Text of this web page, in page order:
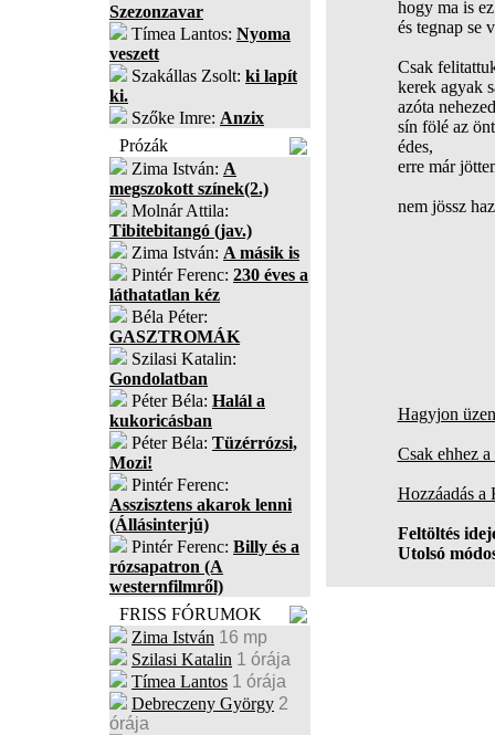
Szezonzavar
Tímea Lantos: Nyoma
veszett
Szakállas Zsolt: ki lapít
ki.
Szőke Imre: Anzix
Prózák
Zima István: A
megszokott színek(2.)
Molnár Attila:
Tibitebitangó (jav.)
Zima István: A másik is
Pintér Ferenc: 230 éves a
láthatatlan kéz
Béla Péter:
GASZTROMÁK
Szilasi Katalin:
Gondolatban
Péter Béla: Halál a
kukoricásban
Péter Béla: Tüzérrózsi,
Mozi!
Pintér Ferenc:
Asszisztens akarok lenni
(Állásinterjú)
Pintér Ferenc: Billy és a
rózsapatron (A
westernfilmről)
FRISS FÓRUMOK
Zima István 16 mp
Szilasi Katalin 1 órája
Tímea Lantos 1 órája
Debreczeny György 2
órája
hogy ma is
és tegnap se
Csak
kerek agyak
azóta
sín fölé az
édes,
erre már
nem jössz
Hagyjon
Csak ehhez
Hozzáadás
Feltöltés
Utolsó